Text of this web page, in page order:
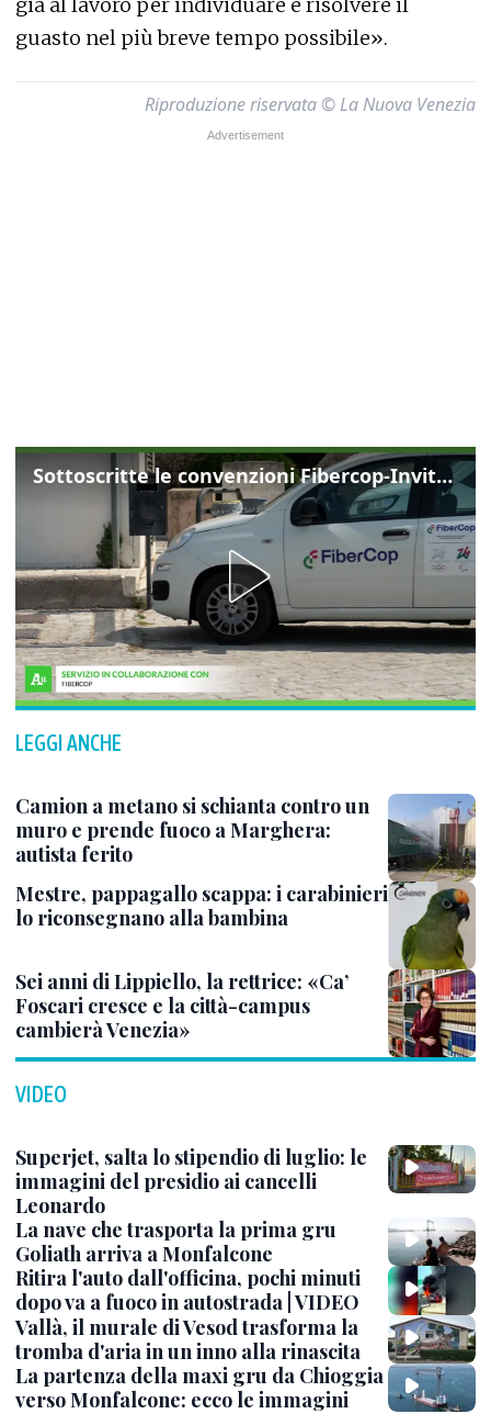
guasto nel più breve tempo possibile».
Riproduzione riservata © La Nuova Venezia
Sottoscritte le convenzioni Fibercop-Invitalia, fibra ottica per 477 mila civici
LEGGI ANCHE
Camion a metano si schianta contro un
muro e prende fuoco a Marghera:
autista ferito
Mestre, pappagallo scappa: i carabinieri
lo riconsegnano alla bambina
Sei anni di Lippiello, la rettrice: «Ca’
Foscari cresce e la città-campus
cambierà Venezia»
VIDEO
Superjet, salta lo stipendio di luglio: le
immagini del presidio ai cancelli
Leonardo
La nave che trasporta la prima gru
Goliath arriva a Monfalcone
Ritira l'auto dall'officina, pochi minuti
dopo va a fuoco in autostrada | VIDEO
Vallà, il murale di Vesod trasforma la
tromba d'aria in un inno alla rinascita
La partenza della maxi gru da Chioggia
verso Monfalcone: ecco le immagini